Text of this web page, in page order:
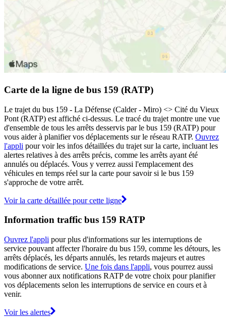
Carte de la ligne de bus 159 (RATP)
Le trajet du bus 159 - La Défense (Calder - Miro) <> Cité du Vieux
Pont (RATP) est affiché ci-dessus. Le tracé du trajet montre une vue
d'ensemble de tous les arrêts desservis par le bus 159 (RATP) pour
vous aider à planifier vos déplacements sur le réseau RATP. Ouvrez
l'appli pour voir les infos détaillées du trajet sur la carte, incluant les
alertes relatives à des arrêts précis, comme les arrêts ayant été
annulés ou déplacés. Vous y verrez aussi l'emplacement des
véhicules en temps réel sur la carte pour savoir si le bus 159
s'approche de votre arrêt.
Voir la carte détaillée pour cette ligne
Information traffic bus 159 RATP
Ouvrez l'appli pour plus d'informations sur les interruptions de
service pouvant affecter l'horaire du bus 159, comme les détours, les
arrêts déplacés, les départs annulés, les retards majeurs et autres
modifications de service. Une fois dans l'appli, vous pourrez aussi
vous abonner aux notifications RATP de votre choix pour planifier
vos déplacements selon les interruptions de service en cours et à
venir.
Voir les alertes